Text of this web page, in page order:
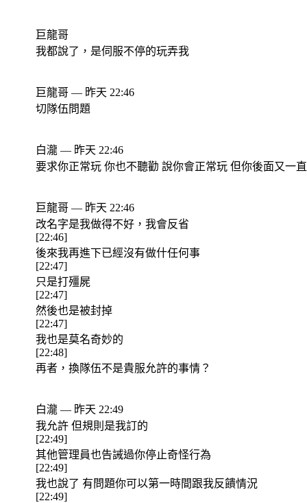
巨龍哥
我都說了，是伺服不停的玩弄我
巨龍哥 — 昨天 22:46
切隊伍問題
白瀧 — 昨天 22:46
要求你正常玩 你也不聽勸 說你會正常玩 但你後面又一
巨龍哥 — 昨天 22:46
改名字是我做得不好，我會反省
[22:46]
後來我再進下已經沒有做什任何事
[22:47]
只是打殭屍
[22:47]
然後也是被封掉
[22:47]
我也是莫名奇妙的
[22:48]
再者，換隊伍不是貴服允許的事情？
白瀧 — 昨天 22:49
我允許 但規則是我訂的
[22:49]
其他管理員也告誡過你停止奇怪行為
[22:49]
我也說了 有問題你可以第一時間跟我反饋情況
[22:49]